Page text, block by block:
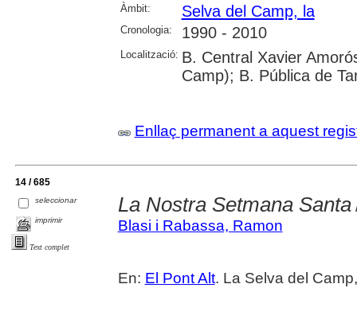
Àmbit: Selva del Camp, la
Cronologia: 1990 - 2010
Localització: B. Central Xavier
Camp); B. Pública de
Enllaç permanent a aquest
14 / 685
seleccionar
imprimir
Text complet
La Nostra Setmana Santa
Blasi i Rabassa, Ramon
En: El Pont Alt. La Selva del